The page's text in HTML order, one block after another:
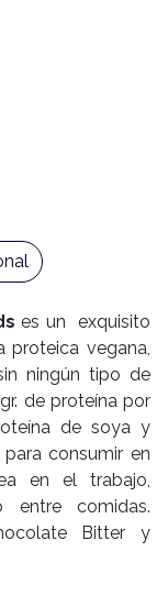
es un exquisito
proteica vegana,
ningún tipo de
de proteína por
de soya y
consumir en
en el trabajo,
entre comidas.
Bitter y